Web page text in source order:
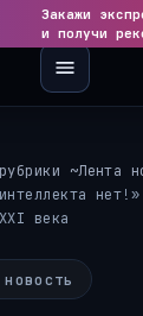
Закажи
и получи
~Лента
века